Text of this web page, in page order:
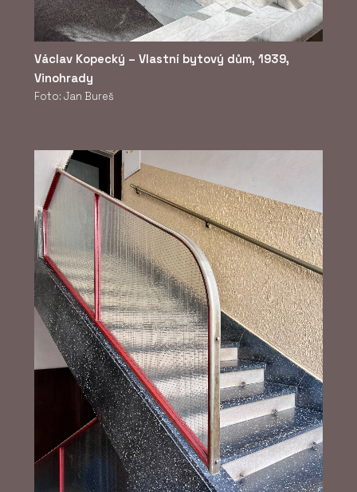
Václav Kopecký – Vlastní bytový dům, 1939,
Vinohrady
Foto: Jan Bureš